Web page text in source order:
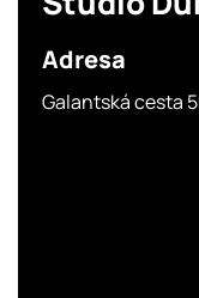
Adresa
Galantská cesta